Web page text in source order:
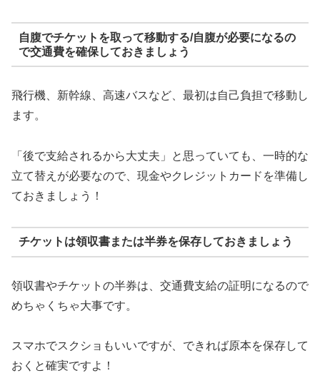
自腹でチケットを取って移動する/自腹が必要になるの
で交通費を確保しておきましょう
飛行機、新幹線、高速バスなど、最初は自己負担で移動し
ます。
「後で支給されるから大丈夫」と思っていても、一時的な
立て替えが必要なので、現金やクレジットカードを準備し
ておきましょう！
チケットは領収書または半券を保存しておきましょう
領収書やチケットの半券は、交通費支給の証明になるので
めちゃくちゃ大事です。
スマホでスクショもいいですが、できれば原本を保存して
おくと確実ですよ！